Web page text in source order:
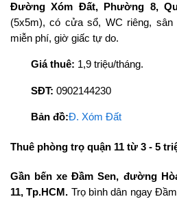
Đường Xóm Đất, Phường 8,
(5x5m), có cửa sổ, WC riêng,
miễn phí, giờ giấc tự do.
Giá thuê: 1,9 triệu/tháng.
SĐT: 0902144230
Bản đồ:Đ. Xóm Đất
Thuê phòng trọ quận 11 từ 3 - 5
Gần bến xe Đầm Sen, đường
11, Tp.HCM. Trọ bình dân ngay